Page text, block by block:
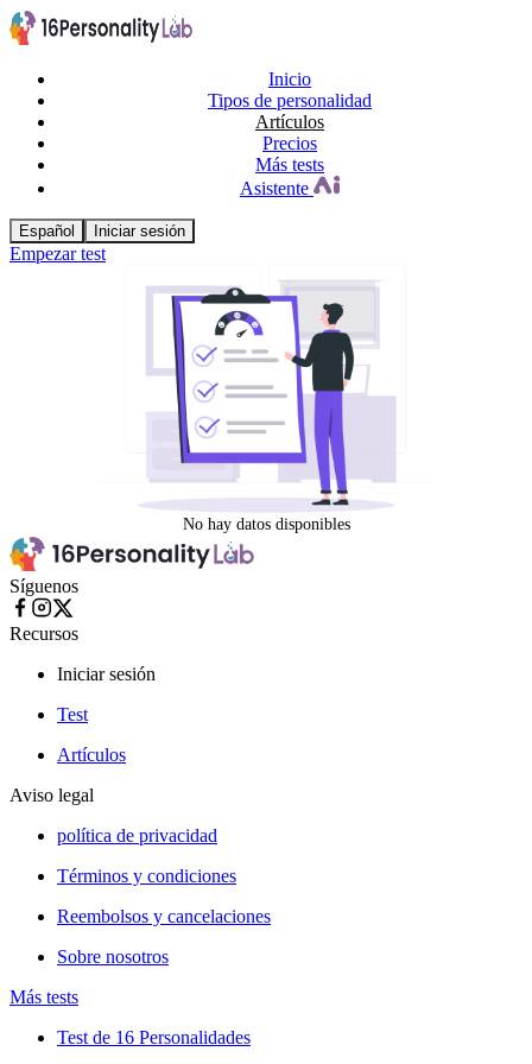
Inicio
Tipos de personalidad
Artículos
Precios
Más tests
Asistente
Español Iniciar sesión
Empezar test
No hay datos disponibles
Síguenos
Recursos
Iniciar sesión
Test
Artículos
Aviso legal
política de privacidad
Términos y condiciones
Reembolsos y cancelaciones
Sobre nosotros
Más tests
Test de 16 Personalidades